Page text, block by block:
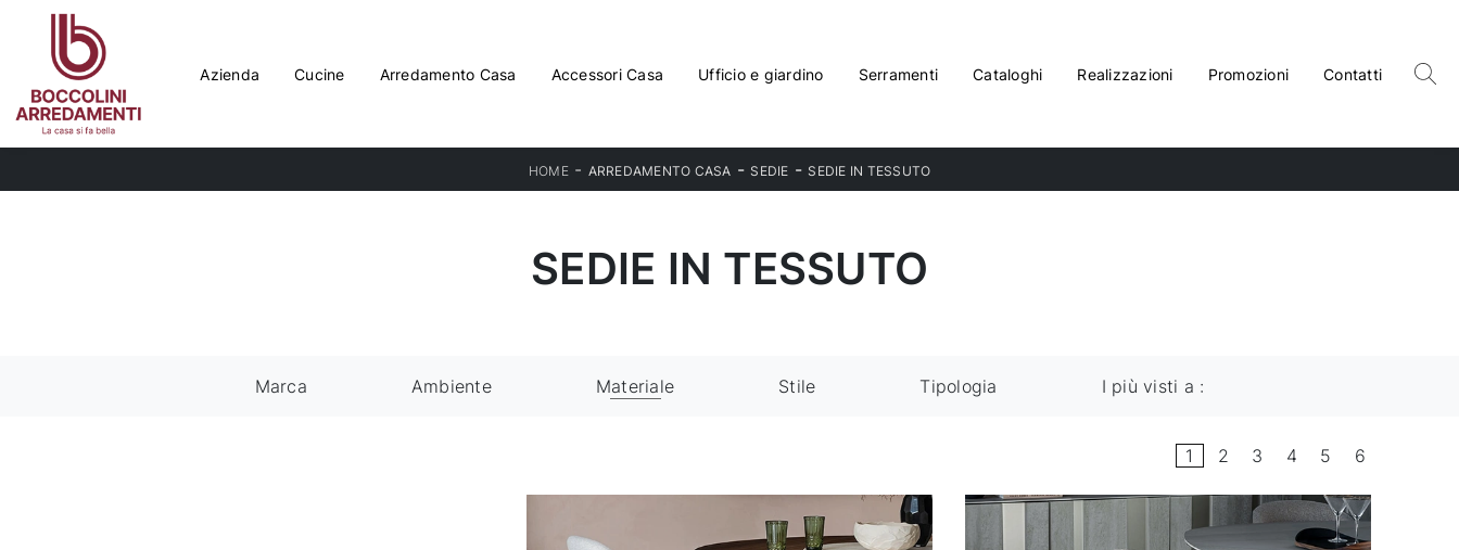
Azienda Cucine Arredamento Casa Accessori Casa Ufficio e giardino Serramenti Cataloghi Realizzazioni Promozioni Contatti
HOME- ARREDAMENTO CASA - SEDIE - SEDIE IN TESSUTO
SEDIE IN TESSUTO
Marca Ambiente Materiale Stile Tipologia I più visti a :
1 2 3 4 5 6